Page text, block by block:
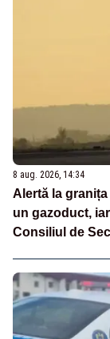
8 aug. 2026, 14:34
Alertă la
un gazoduct,
Consiliul de